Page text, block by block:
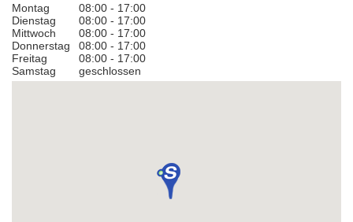
Montag
08:00 - 17:00
Dienstag
08:00 - 17:00
Mittwoch
08:00 - 17:00
Donnerstag
08:00 - 17:00
Freitag
08:00 - 17:00
Samstag
geschlossen